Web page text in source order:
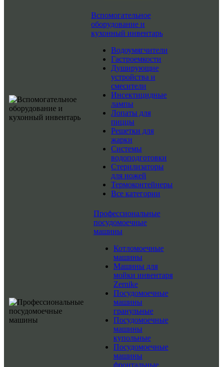
Вспомогательное
оборудование и
кухонный инвентарь
Водоумягчители
Гастроемкости
Душирующие
устройства и
смесители
Инсектицидные
лампы
Лопаты для
пиццы
Решетки для
жарки
Системы
водоподготовки
Стерилизаторы
для ножей
Термоконтейнеры
Все категории
Профессиональные
посудомоечные
машины
Котломоечные
машины
Машины для
мойки инвентаря
Zernike
Посудомоечные
машины
гранульные
Посудомоечные
машины
купольные
Посудомоечные
машины
фронтальные